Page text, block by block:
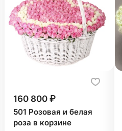
160 800 ₽
501 Розовая и белая
роза в корзине